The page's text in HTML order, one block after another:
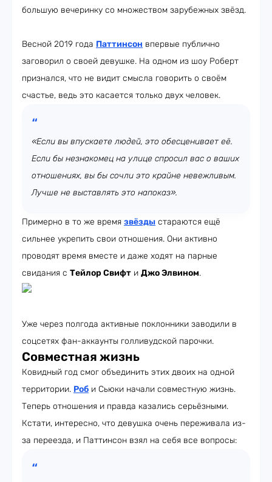
большую вечеринку со множеством зарубежных звёзд.
Весной 2019 года Паттинсон впервые публично
заговорил о своей девушке. На одном из шоу Роберт
признался, что не видит смысла говорить о своём
счастье, ведь это касается только двух человек.
«Если вы впускаете людей, это обесценивает её.
Если бы незнакомец на улице спросил вас о ваших
отношениях, вы бы сочли это крайне невежливым.
Лучше не выставлять это напоказ».
Примерно в то же время звёзды стараются ещё
сильнее укрепить свои отношения. Они активно
проводят время вместе и даже ходят на парные
свидания с Тейлор Свифт и Джо Элвином.
Уже через полгода активные поклонники заводили в
соцсетях фан-аккаунты голливудской парочки.
Совместная жизнь
Ковидный год смог объединить этих двоих на одной
территории. Роб и Сьюки начали совместную жизнь.
Теперь отношения и правда казались серьёзными.
Кстати, интересно, что девушка очень переживала из-
за переезда, и Паттинсон взял на себя все вопросы: